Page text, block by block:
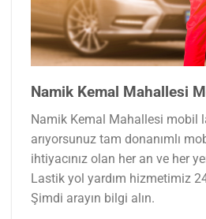
Namik Kemal Mahallesi
Namik Kemal Mahallesi mobil
arıyorsunuz tam donanımlı
ihtiyacınız olan her an ve her
Lastik yol yardım hizmetimiz
Şimdi arayın bilgi alın.